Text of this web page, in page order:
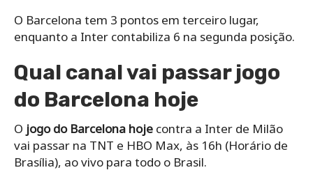
O Barcelona tem 3 pontos em terceiro lugar,
enquanto a Inter contabiliza 6 na segunda posição.
Qual canal vai passar jogo
do Barcelona hoje
O jogo do Barcelona hoje contra a Inter de Milão
vai passar na TNT e HBO Max, às 16h (Horário de
Brasília), ao vivo para todo o Brasil.